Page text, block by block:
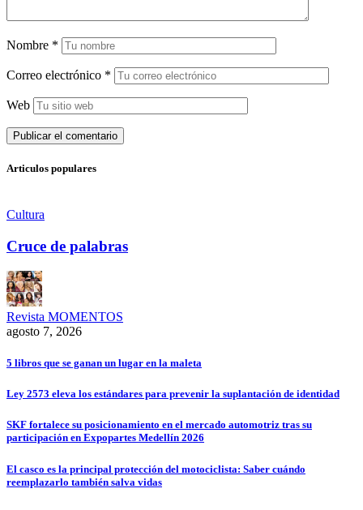
Nombre *
Correo electrónico *
Web
Articulos populares
Cultura
Cruce de palabras
Revista MOMENTOS
agosto 7, 2026
5 libros que se ganan un lugar en la maleta
Ley 2573 eleva los estándares para prevenir la suplantación de identidad
SKF fortalece su posicionamiento en el mercado automotriz tras su
participación en Expopartes Medellín 2026
El casco es la principal protección del motociclista: Saber cuándo
reemplazarlo también salva vidas